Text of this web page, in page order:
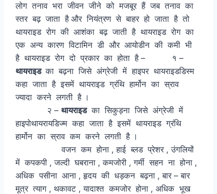
लोग तनाव भरा जीवन जीने को मजबूर हैं जब तनाव का
स्तर बढ़ जाता है और नियंत्रण से बाहर हो जाता है तो
थायराइड रोग की आशंका बढ़ जाती है थायराइड रोग का
एक अन्य कारण विटामिन डी और आयोडीन की कमी भी
है थायराइड रोग दो प्रकार का होता है – १ –
थायराइड का बढ़ना जिसे अंग्रेजी में हाइपर थायराइडडिस्म
कहा जाता है इसमें थायराइड ग्रंथि हार्मोन का स्राव
ज्यादा करने लगती है ।
२ – थायराइडका सिकुड़ना जिसे अंग्रेजी में
हाइपोथायरायडिज्म कहा जाता है इसमें थायराइड ग्रंथि
हार्मोन का स्राव कम करने लगती है ।
वजन कम होना , हाई ब्लड प्रेशर , उंगलियों
में कपकपी , जल्दी घबराना , कमजोरी , गर्मी सहन ना होना ,
अधिक पसीना आना , हृदय की धड़कन बढ़ना , बार – बार
मूत्र त्याग , थकावट , यादाश्त कमजोर होना , अधिक भूख